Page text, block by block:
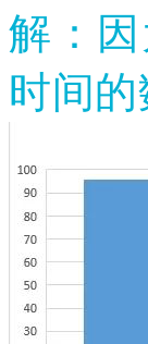
解：
时间